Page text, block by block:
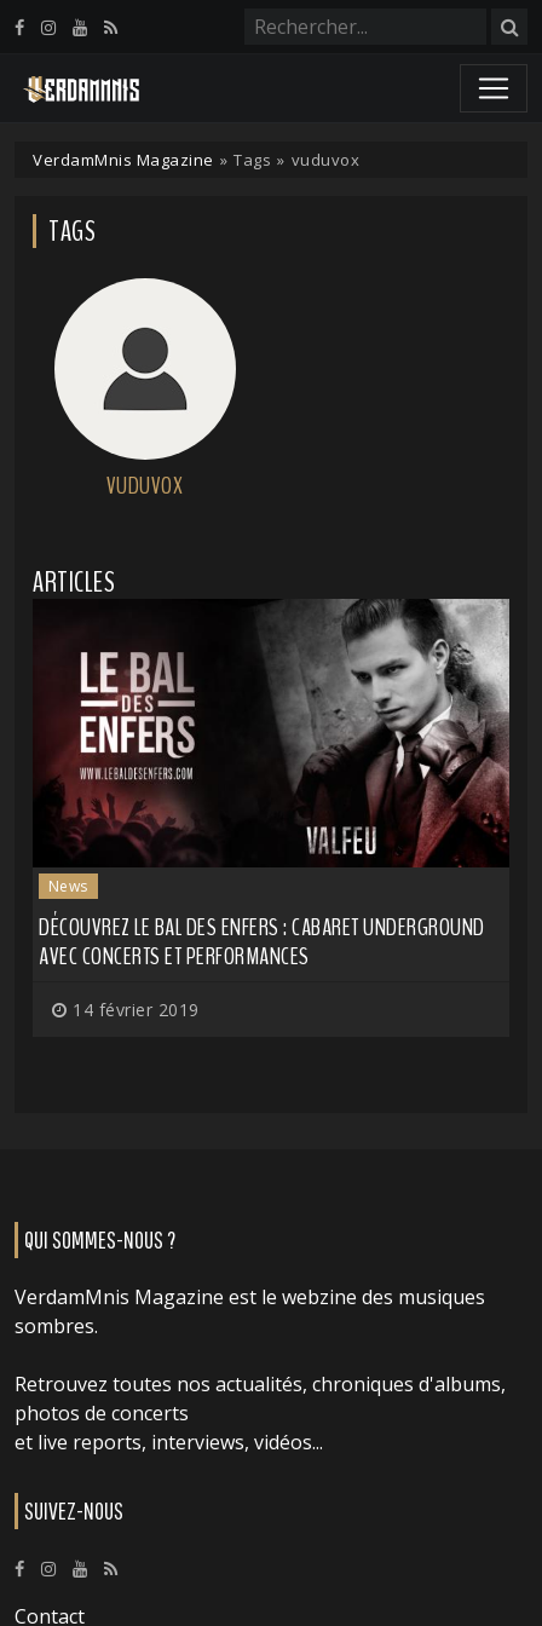
VerdamMnis Magazine » Tags » vuduvox
TAGS
VUDUVOX
ARTICLES
News
DÉCOUVREZ LE BAL DES ENFERS : CABARET UNDERGROUND
AVEC CONCERTS ET PERFORMANCES
14 février 2019
QUI SOMMES-NOUS ?
VerdamMnis Magazine est le webzine des musiques
sombres.
Retrouvez toutes nos actualités, chroniques d'albums,
photos de concerts
et live reports, interviews, vidéos...
SUIVEZ-NOUS
Contact
Panneau de gestion des cookies